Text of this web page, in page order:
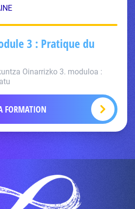
3 : Pratique du
Oinarrizko 3. moduloa :
FORMATION